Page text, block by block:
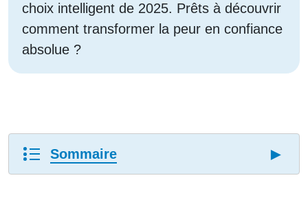
choix intelligent de 2025. Prêts à découvrir
comment transformer la peur en confiance
absolue ?
Sommaire ►